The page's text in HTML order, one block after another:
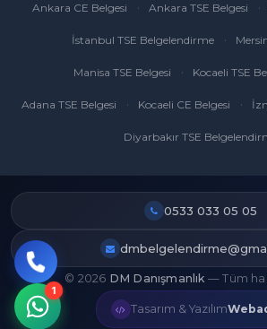
Ankara CE Belgesi Ankara TSE Belgesi
İstanbul TSE Belgelendirme
Manisa TSE Belgesi Kocaeli TSE
Adana TSE Belgesi Kocaeli CE Belgesi
Diyarbakır TSE
0533 033 05 05
© 2026 DM Danışmanlık — Tüm
Tasarım & Yazılım